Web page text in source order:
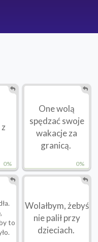
0% 0%
One wolą
spędzać swoje
wakacje za
granicą.
to
Wolałbym, żebyś
nie palił przy
dzieciach.